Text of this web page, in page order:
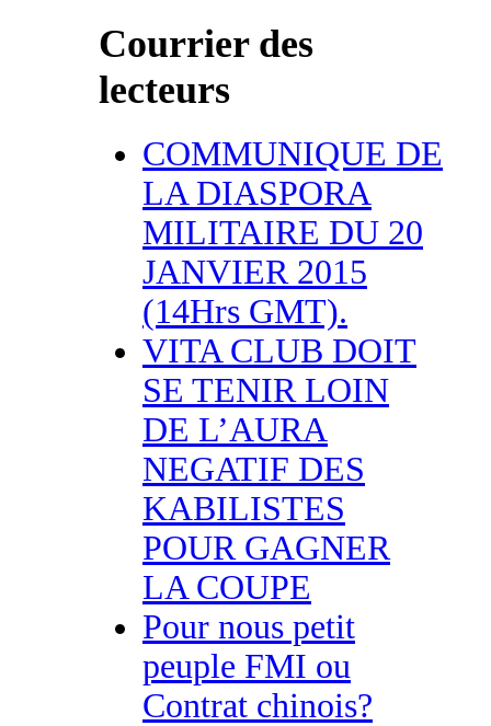
Courrier des
lecteurs
COMMUNIQUE DE
LA DIASPORA
MILITAIRE DU 20
JANVIER 2015
(14Hrs GMT).
VITA CLUB DOIT
SE TENIR LOIN
DE L’AURA
NEGATIF DES
KABILISTES
POUR GAGNER
LA COUPE
Pour nous petit
peuple FMI ou
Contrat chinois?